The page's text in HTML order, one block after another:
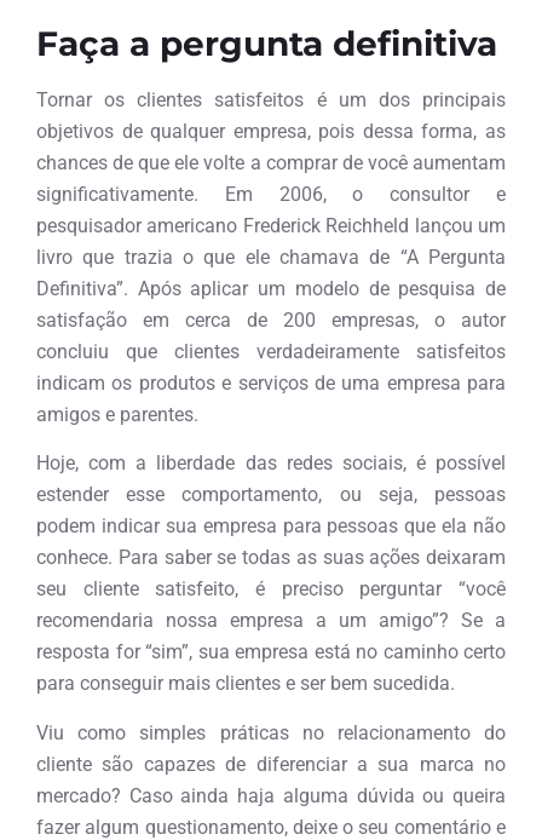
Faça a pergunta definitiva
Tornar os clientes satisfeitos é um dos principais
objetivos de qualquer empresa, pois dessa forma, as
chances de que ele volte a comprar de você aumentam
significativamente. Em 2006, o consultor e
pesquisador americano Frederick Reichheld lançou um
livro que trazia o que ele chamava de “A Pergunta
Definitiva”. Após aplicar um modelo de pesquisa de
satisfação em cerca de 200 empresas, o autor
concluiu que clientes verdadeiramente satisfeitos
indicam os produtos e serviços de uma empresa para
amigos e parentes.
Hoje, com a liberdade das redes sociais, é possível
estender esse comportamento, ou seja, pessoas
podem indicar sua empresa para pessoas que ela não
conhece. Para saber se todas as suas ações deixaram
seu cliente satisfeito, é preciso perguntar “você
recomendaria nossa empresa a um amigo”? Se a
resposta for “sim”, sua empresa está no caminho certo
para conseguir mais clientes e ser bem sucedida.
Viu como simples práticas no relacionamento do
cliente são capazes de diferenciar a sua marca no
mercado? Caso ainda haja alguma dúvida ou queira
fazer algum questionamento, deixe o seu comentário e